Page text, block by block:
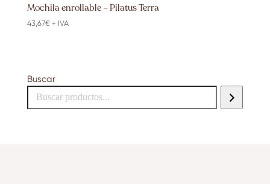
Mochila enrollable – Pilatus Terra
43,67€ + IVA
Buscar